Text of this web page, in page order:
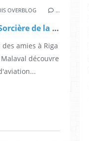
OVERBLOG …
Charline Malaval - Sorcière de la nuit
amies à Riga
découvre